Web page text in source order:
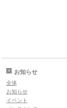
お知らせ
全体
お知らせ
イベント